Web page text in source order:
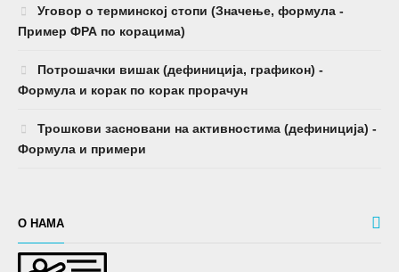
Уговор о терминској стопи (Значење, формула -
Пример ФРА по корацима)
Потрошачки вишак (дефиниција, графикон) -
Формула и корак по корак прорачун
Трошкови засновани на активностима (дефиниција) -
Формула и примери
О НАМА